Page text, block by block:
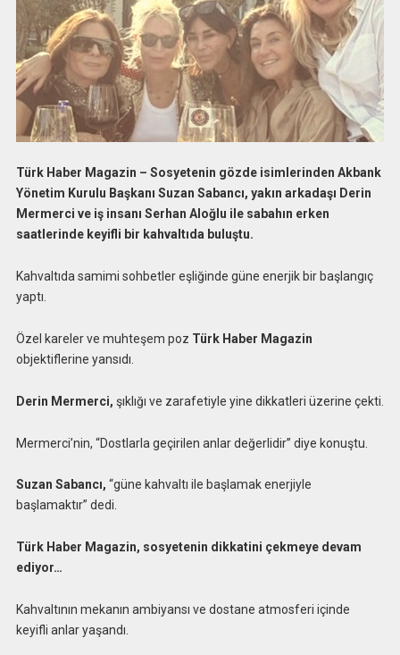
Türk Haber Magazin – Sosyetenin gözde isimlerinden Akbank
Yönetim Kurulu Başkanı Suzan Sabancı, yakın arkadaşı Derin
Mermerci ve iş insanı Serhan Aloğlu ile sabahın erken
saatlerinde keyifli bir kahvaltıda buluştu.
Kahvaltıda samimi sohbetler eşliğinde güne enerjik bir başlangıç
yaptı.
Özel kareler ve muhteşem poz Türk Haber Magazin
objektiflerine yansıdı.
Derin Mermerci, şıklığı ve zarafetiyle yine dikkatleri üzerine çekti.
Mermerci’nin, “Dostlarla geçirilen anlar değerlidir” diye konuştu.
Suzan Sabancı, “güne kahvaltı ile başlamak enerjiyle
başlamaktır” dedi.
Türk Haber Magazin, sosyetenin dikkatini çekmeye devam
ediyor…
Kahvaltının mekanın ambiyansı ve dostane atmosferi içinde
keyifli anlar yaşandı.